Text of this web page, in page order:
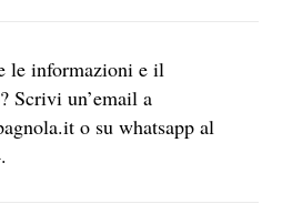
le informazioni e il
Scrivi un’email a
o su whatsapp al